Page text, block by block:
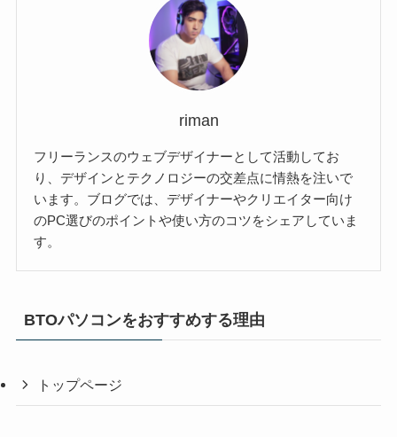
riman
フリーランスのウェブデザイナーとして活動してお
り、デザインとテクノロジーの交差点に情熱を注いで
います。ブログでは、デザイナーやクリエイター向け
のPC選びのポイントや使い方のコツをシェアしていま
す。
BTOパソコンをおすすめする理由
トップページ